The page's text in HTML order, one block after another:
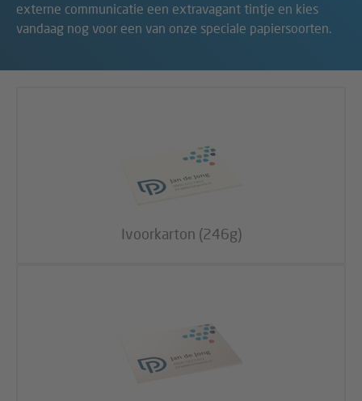
externe communicatie een extravagant tintje en kies
vandaag nog voor een van onze speciale papiersoorten.
Ivoorkarton (246g)